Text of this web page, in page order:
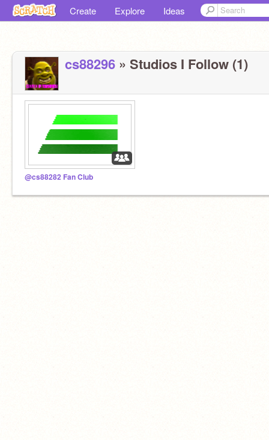
Create Explore Ideas
cs88296 » Studios I Follow (1)
@cs88282 Fan Club